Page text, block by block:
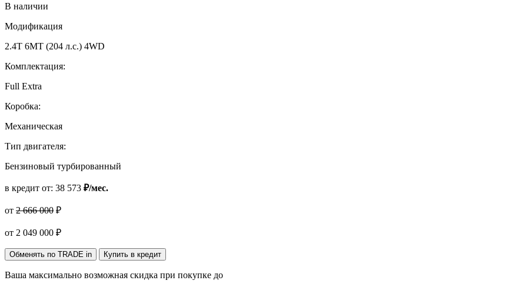
В наличии
Модификация
2.4T 6MT (204 л.с.) 4WD
Комплектация:
Full Extra
Коробка:
Механическая
Тип двигателя:
Бензиновый турбированный
в кредит от: 38 573 ₽/мес.
от 2 666 000 ₽
от 2 049 000 ₽
Обменять по TRADE in Купить в кредит
Ваша максимально возможная скидка при покупке до